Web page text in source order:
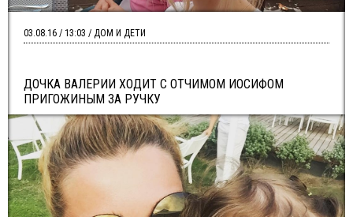
ДОЧКА ВАЛЕРИИ ХОДИТ С ОТЧИМОМ ИОСИФОМ
ПРИГОЖИНЫМ ЗА РУЧКУ
03.08.16 / 13:03 / ДОМ И ДЕТИ